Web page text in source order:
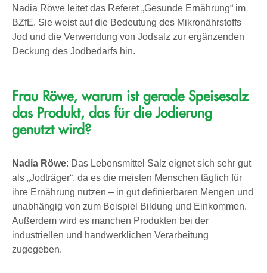
Nadia Röwe leitet das Referet „Gesunde Ernährung“ im
BZfE. Sie weist auf die Bedeutung des Mikronährstoffs
Jod und die Verwendung von Jodsalz zur ergänzenden
Deckung des Jodbedarfs hin.
Frau Röwe, warum ist gerade Speisesalz
das Produkt, das für die Jodierung
genutzt wird?
Nadia Röwe: Das Lebensmittel Salz eignet sich sehr gut
als „Jodträger“, da es die meisten Menschen täglich für
ihre Ernährung nutzen – in gut definierbaren Mengen und
unabhängig von zum Beispiel Bildung und Einkommen.
Außerdem wird es manchen Produkten bei der
industriellen und handwerklichen Verarbeitung
zugegeben.